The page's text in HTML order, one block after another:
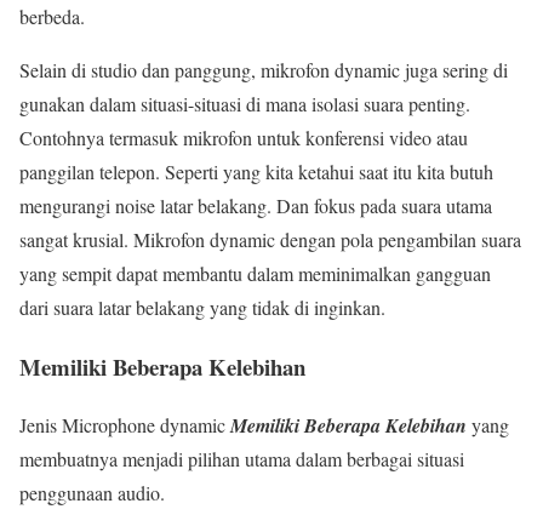
berbeda.
Selain di studio dan panggung, mikrofon dynamic juga sering di
gunakan dalam situasi-situasi di mana isolasi suara penting.
Contohnya termasuk mikrofon untuk konferensi video atau
panggilan telepon. Seperti yang kita ketahui saat itu kita butuh
mengurangi noise latar belakang. Dan fokus pada suara utama
sangat krusial. Mikrofon dynamic dengan pola pengambilan suara
yang sempit dapat membantu dalam meminimalkan gangguan
dari suara latar belakang yang tidak di inginkan.
Memiliki Beberapa Kelebihan
Jenis Microphone dynamicMemiliki Beberapa Kelebihan yang
membuatnya menjadi pilihan utama dalam berbagai situasi
penggunaan audio.